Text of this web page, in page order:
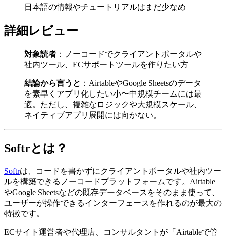
日本語の情報やチュートリアルはまだ少なめ
詳細レビュー
対象読者 ：ノーコードでクライアントポータルや
社内ツール、ECサポートツールを作りたい方
結論から言うと ：AirtableやGoogle Sheetsのデータ
を素早くアプリ化したい小〜中規模チームには最
適。ただし、複雑なロジックや大規模スケール、
ネイティブアプリ展開には向かない。
Softrとは？
Softrは、コードを書かずにクライアントポータルや社内ツー
ルを構築できるノーコードプラットフォームです。Airtable
やGoogle Sheetsなどの既存データベースをそのまま使って、
ユーザーが操作できるインターフェースを作れるのが最大の
特徴です。
ECサイト運営者や代理店、コンサルタントが「Airtableで管